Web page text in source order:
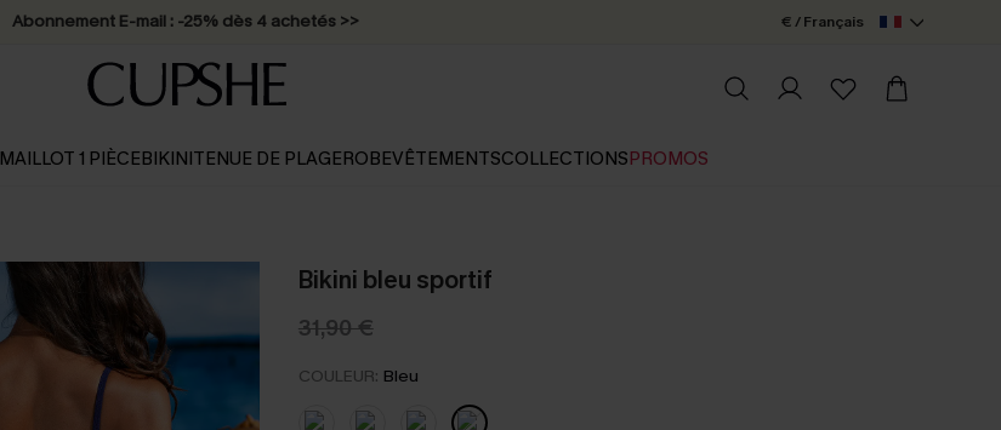
Abonnement E-mail : -25% dès 4 achetés >> € / Français
MAILLOT 1 PIÈCEBIKINITENUE DE PLAGEROBEVÊTEMENTSCOLLECTIONSPROMOS
Bikini bleu sportif
31,90 €
COULEUR: Bleu